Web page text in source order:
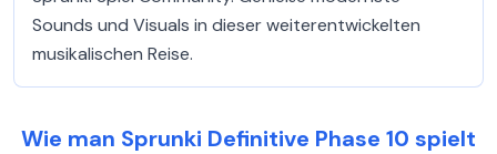
Sounds und Visuals in dieser weiterentwickelten
musikalischen Reise.
Wie man Sprunki Definitive Phase 10 spielt